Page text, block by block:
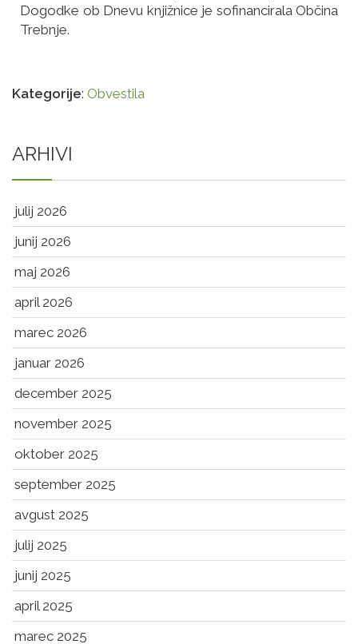
Dogodke ob Dnevu knjižnice je sofinancirala Občina
Trebnje.
Kategorije: Obvestila
ARHIVI
julij 2026
junij 2026
maj 2026
april 2026
marec 2026
januar 2026
december 2025
november 2025
oktober 2025
september 2025
avgust 2025
julij 2025
junij 2025
april 2025
marec 2025